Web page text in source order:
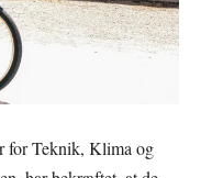
for Teknik, Klima og